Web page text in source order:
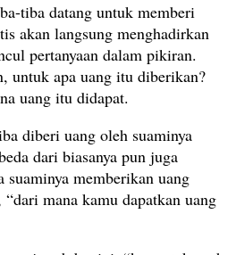
tiba datang untuk memberi
akan langsung menghadirkan
pertanyaan dalam pikiran.
untuk apa uang itu diberikan?
uang itu didapat.
diberi uang oleh suaminya
dari biasanya pun juga
memberikan uang
mana kamu dapatkan uang